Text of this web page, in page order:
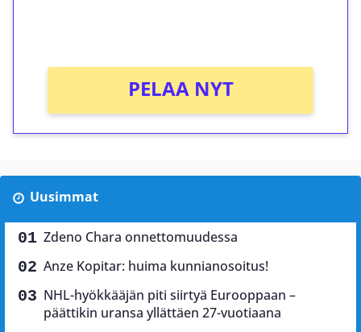
PELAA NYT
Uusimmat
Zdeno Chara onnettomuudessa
Anze Kopitar: huima kunnianosoitus!
NHL-hyökkääjän piti siirtyä Eurooppaan –
päättikin uransa yllättäen 27-vuotiaana